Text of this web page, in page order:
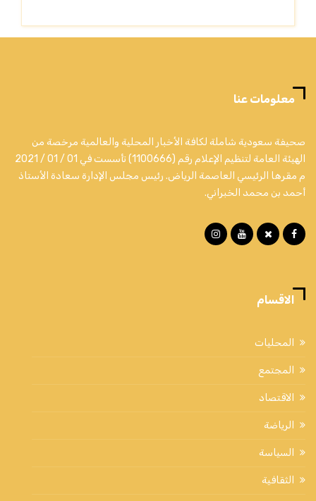
معلومات عنا
صحيفة سعودية شاملة لكافة الأخبار المحلية والعالمية مرخصة من
الهيئة العامة لتنظيم الإعلام رقم (1100666) تأسست في 01 / 01 / 2021
م مقرها الرئيسي العاصمة الرياض. رئيس مجلس الإدارة سعادة الأستاذ
أحمد بن محمد الخبراني.
الاقسام
المحليات
المجتمع
الاقتصاد
الرياضة
السياسة
الثقافية